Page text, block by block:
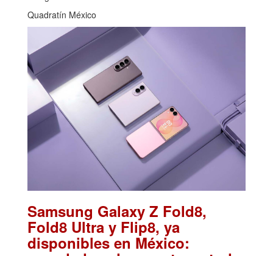
Quadratín México
Samsung Galaxy Z Fold8,
Fold8 Ultra y Flip8, ya
disponibles en México: